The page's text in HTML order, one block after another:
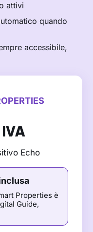
dello schermo
attivi
quando
accessibile,
Echo
Properties è
Guide,